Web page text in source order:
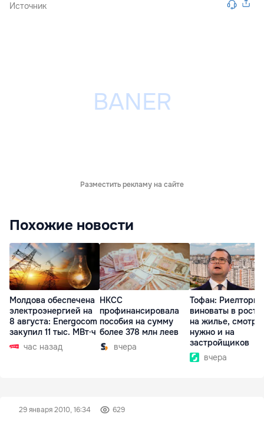
Источник
Разместить рекламу на сайте
Похожие новости
Молдова обеспечена
электроэнергией на
8 августа: Energocom
закупил 11 тыс. МВт·ч
час назад
НКСС
профинансировала
пособия на сумму
более 378 млн леев
вчера
Тофан: Риелторы
виноваты в росте
на жилье,
нужно и на
застройщиков
вчера
29 января 2010, 16:34 629